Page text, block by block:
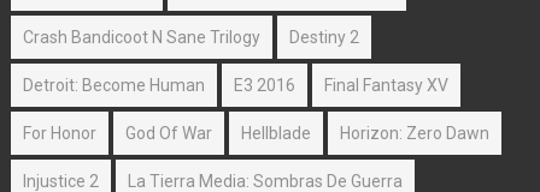
Crash Bandicoot N Sane Trilogy Destiny 2
Detroit: Become Human E3 2016 Final Fantasy XV
For Honor God Of War Hellblade Horizon: Zero Dawn
Injustice 2 La Tierra Media: Sombras De Guerra